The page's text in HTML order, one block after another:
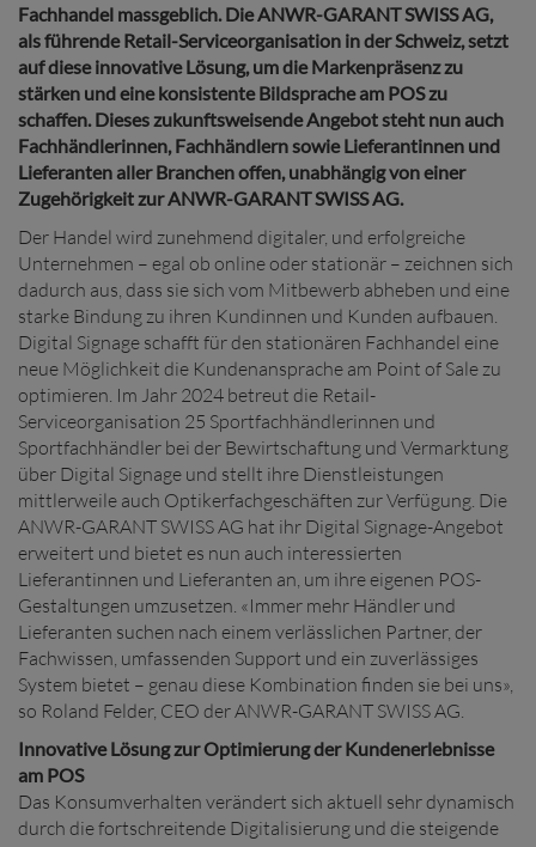
Fachhandel massgeblich. Die ANWR-GARANT SWISS AG,
als führende Retail-Serviceorganisation in der Schweiz, setzt
auf diese innovative Lösung, um die Markenpräsenz zu
stärken und eine konsistente Bildsprache am POS zu
schaffen. Dieses zukunftsweisende Angebot steht nun auch
Fachhändlerinnen, Fachhändlern sowie Lieferantinnen und
Lieferanten aller Branchen offen, unabhängig von einer
Zugehörigkeit zur ANWR-GARANT SWISS AG.
Der Handel wird zunehmend digitaler, und erfolgreiche
Unternehmen – egal ob online oder stationär – zeichnen sich
dadurch aus, dass sie sich vom Mitbewerb abheben und eine
starke Bindung zu ihren Kundinnen und Kunden aufbauen.
Digital Signage schafft für den stationären Fachhandel eine
neue Möglichkeit die Kundenansprache am Point of Sale zu
optimieren. Im Jahr 2024 betreut die Retail-
Serviceorganisation 25 Sportfachhändlerinnen und
Sportfachhändler bei der Bewirtschaftung und Vermarktung
über Digital Signage und stellt ihre Dienstleistungen
mittlerweile auch Optikerfachgeschäften zur Verfügung. Die
ANWR-GARANT SWISS AG hat ihr Digital Signage-Angebot
erweitert und bietet es nun auch interessierten
Lieferantinnen und Lieferanten an, um ihre eigenen POS-
Gestaltungen umzusetzen. «Immer mehr Händler und
Lieferanten suchen nach einem verlässlichen Partner, der
Fachwissen, umfassenden Support und ein zuverlässiges
System bietet – genau diese Kombination finden sie bei uns»,
so Roland Felder, CEO der ANWR-GARANT SWISS AG.
Innovative Lösung zur Optimierung der Kundenerlebnisse
am POS
Das Konsumverhalten verändert sich aktuell sehr dynamisch
durch die fortschreitende Digitalisierung und die steigende